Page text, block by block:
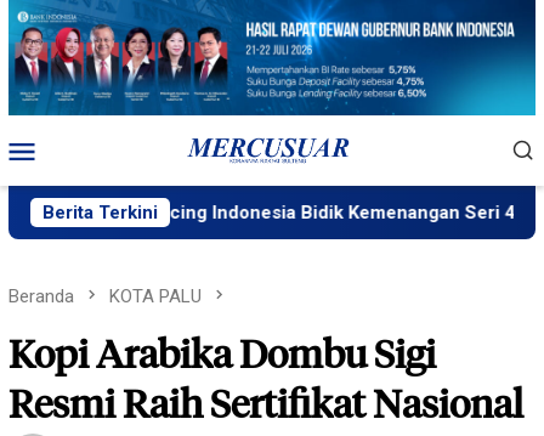
Loncat
konten
Mobile
Berita Terkini
Racing Indonesia Bidik Kemenangan Seri 4 ARRC
Beranda KOTA PALU
Kopi Arabika Dombu Sigi
Resmi Raih Sertifikat Nasional